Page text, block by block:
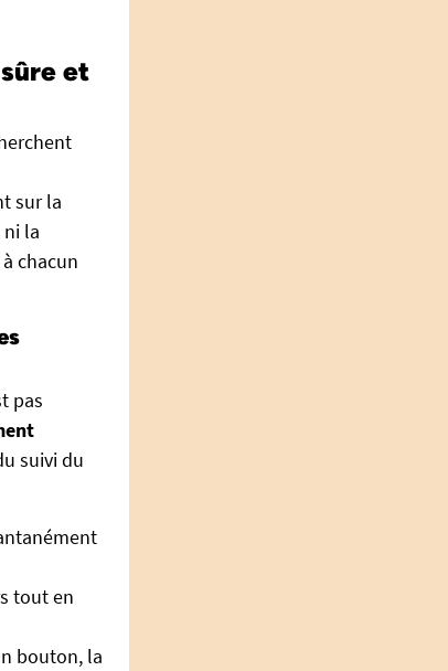
et
sur la
la
chacun
pas
suivi du
tout en
bouton, la